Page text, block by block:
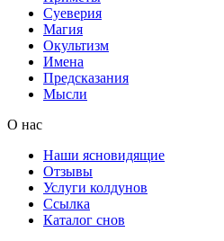
Суеверия
Магия
Окультизм
Имена
Предсказания
Мысли
О нас
Наши ясновидящие
Отзывы
Услуги колдунов
Ссылка
Каталог снов